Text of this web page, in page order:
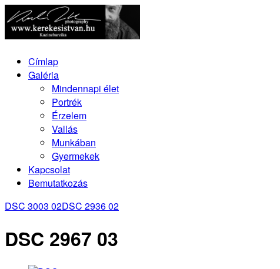
Címlap
Galéria
Mindennapi élet
Portrék
Érzelem
Vallás
Munkában
Gyermekek
Kapcsolat
Bemutatkozás
DSC 3003 02DSC 2936 02
DSC 2967 03